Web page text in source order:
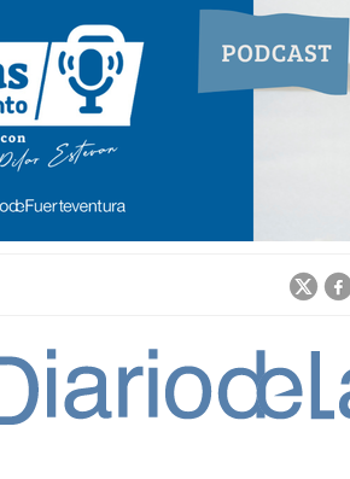
Jump to